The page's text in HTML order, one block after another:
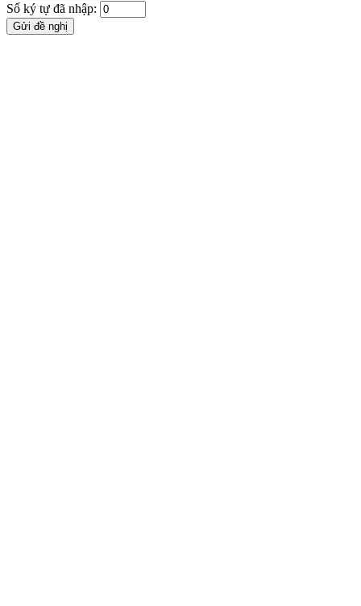
Số ký tự đã nhập: